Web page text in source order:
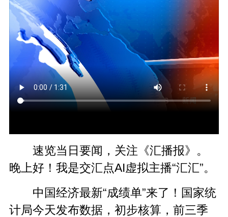
速览当日要闻，关注《汇播报》。
晚上好！我是交汇点AI虚拟主播“汇汇”。
中国经济最新“成绩单”来了！国家统
计局今天发布数据，初步核算，前三季